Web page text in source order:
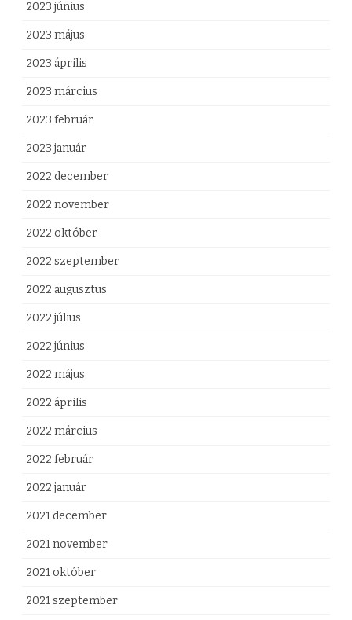
2023 június
2023 május
2023 április
2023 március
2023 február
2023 január
2022 december
2022 november
2022 október
2022 szeptember
2022 augusztus
2022 július
2022 június
2022 május
2022 április
2022 március
2022 február
2022 január
2021 december
2021 november
2021 október
2021 szeptember